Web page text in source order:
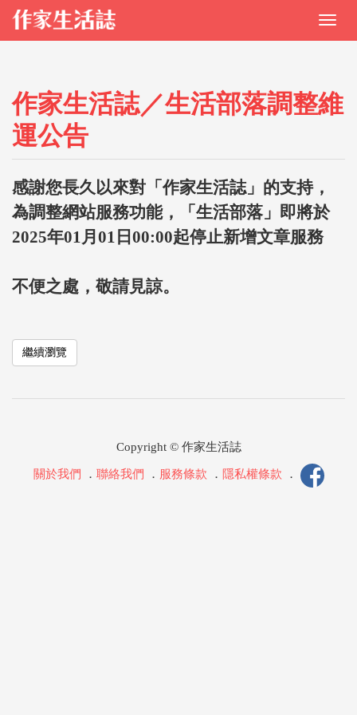
作家生活誌／生活部落調整維
運公告
感謝您長久以來對「作家生活誌」的支持，
為調整網站服務功能，「生活部落」即將於
2025年01月01日00:00起停止新增文章服務
不便之處，敬請見諒。
繼續瀏覽
Copyright © 作家生活誌
關於我們 ． 聯絡我們 ． 服務條款 ． 隱私權條款 ．